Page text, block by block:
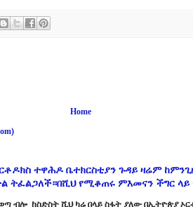
Home
ተዋሕዶ ቤተክርስቲያን ጉዳይ ዛሬም
ትፈልጋለች።በሺህ የሚቆጠሩ ምእመናን ችግር
ብሎ ከስድስት ሺህ ካሬ በላይ ስፋት ያለው በኢትዮጵያ